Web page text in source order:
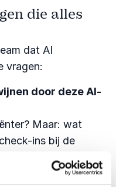
die alles
dat AI
vragen:
door deze AI-
Maar: wat
ins bij de
waarop